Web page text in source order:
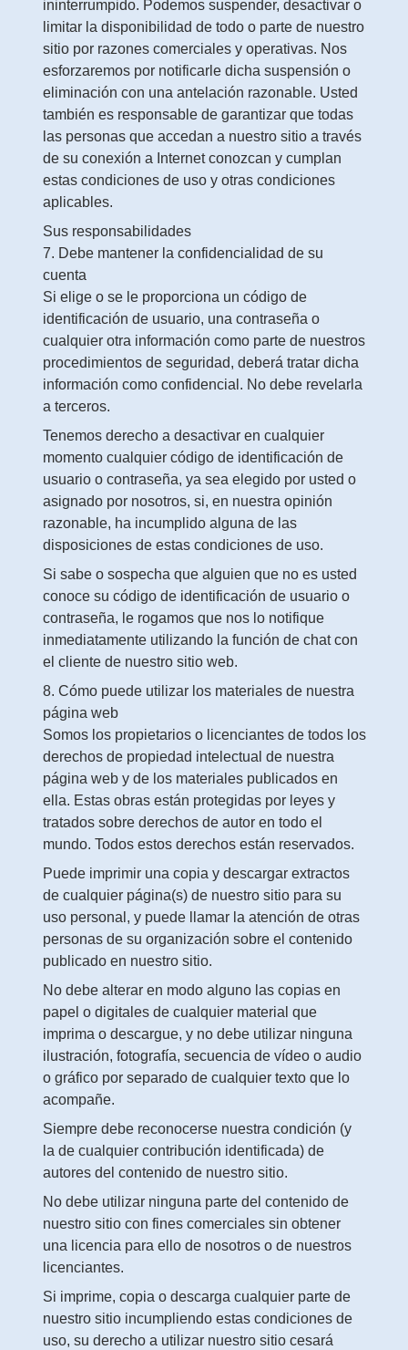
ininterrumpido. Podemos suspender, desactivar o
limitar la disponibilidad de todo o parte de nuestro
sitio por razones comerciales y operativas. Nos
esforzaremos por notificarle dicha suspensión o
eliminación con una antelación razonable. Usted
también es responsable de garantizar que todas
las personas que accedan a nuestro sitio a través
de su conexión a Internet conozcan y cumplan
estas condiciones de uso y otras condiciones
aplicables.
Sus responsabilidades
7. Debe mantener la confidencialidad de su
cuenta
Si elige o se le proporciona un código de
identificación de usuario, una contraseña o
cualquier otra información como parte de nuestros
procedimientos de seguridad, deberá tratar dicha
información como confidencial. No debe revelarla
a terceros.
Tenemos derecho a desactivar en cualquier
momento cualquier código de identificación de
usuario o contraseña, ya sea elegido por usted o
asignado por nosotros, si, en nuestra opinión
razonable, ha incumplido alguna de las
disposiciones de estas condiciones de uso.
Si sabe o sospecha que alguien que no es usted
conoce su código de identificación de usuario o
contraseña, le rogamos que nos lo notifique
inmediatamente utilizando la función de chat con
el cliente de nuestro sitio web.
8. Cómo puede utilizar los materiales de nuestra
página web
Somos los propietarios o licenciantes de todos los
derechos de propiedad intelectual de nuestra
página web y de los materiales publicados en
ella. Estas obras están protegidas por leyes y
tratados sobre derechos de autor en todo el
mundo. Todos estos derechos están reservados.
Puede imprimir una copia y descargar extractos
de cualquier página(s) de nuestro sitio para su
uso personal, y puede llamar la atención de otras
personas de su organización sobre el contenido
publicado en nuestro sitio.
No debe alterar en modo alguno las copias en
papel o digitales de cualquier material que
imprima o descargue, y no debe utilizar ninguna
ilustración, fotografía, secuencia de vídeo o audio
o gráfico por separado de cualquier texto que lo
acompañe.
Siempre debe reconocerse nuestra condición (y
la de cualquier contribución identificada) de
autores del contenido de nuestro sitio.
No debe utilizar ninguna parte del contenido de
nuestro sitio con fines comerciales sin obtener
una licencia para ello de nosotros o de nuestros
licenciantes.
Si imprime, copia o descarga cualquier parte de
nuestro sitio incumpliendo estas condiciones de
uso, su derecho a utilizar nuestro sitio cesará